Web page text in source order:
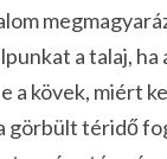
a talaj, ha
a kövek, miért
téridő